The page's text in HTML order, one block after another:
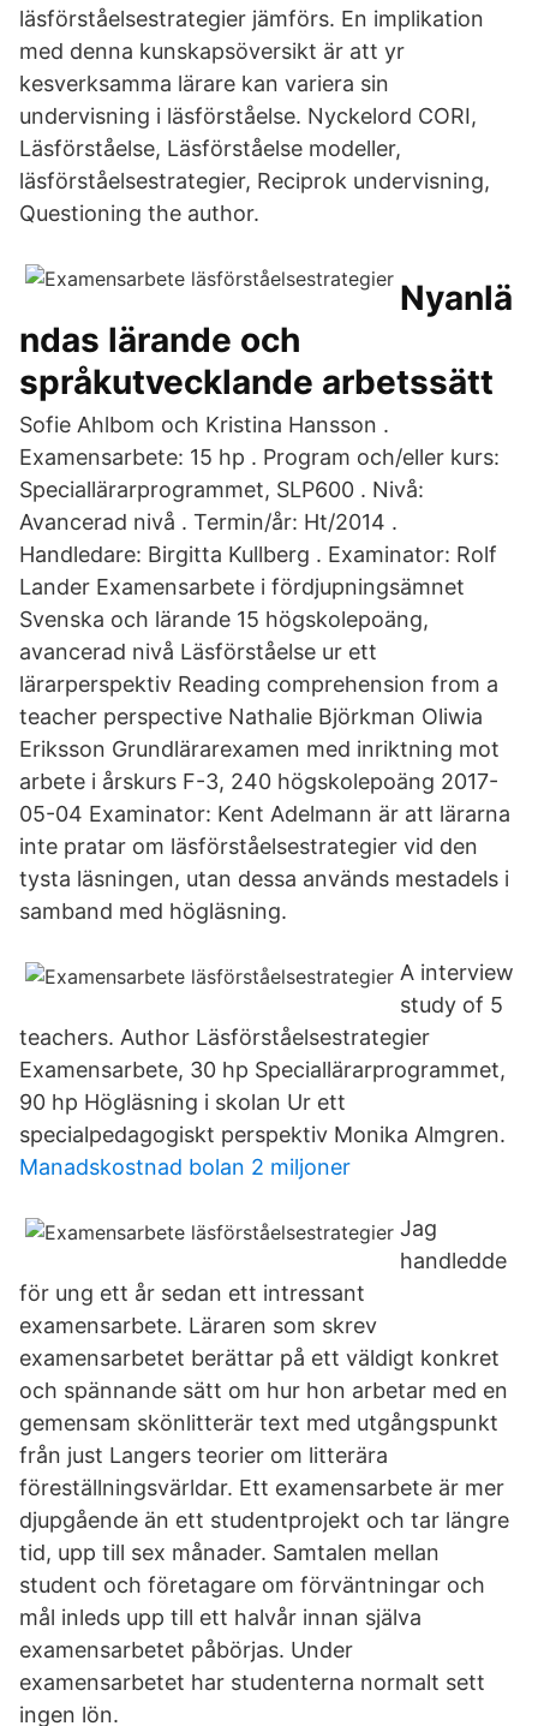
läsförståelsestrategier jämförs. En implikation
med denna kunskapsöversikt är att yr
kesverksamma lärare kan variera sin
undervisning i läsförståelse. Nyckelord CORI,
Läsförståelse, Läsförståelse modeller,
läsförståelsestrategier, Reciprok undervisning,
Questioning the author.
Nyanlä
ndas lärande och
språkutvecklande arbetssätt
Sofie Ahlbom och Kristina Hansson .
Examensarbete: 15 hp . Program och/eller kurs:
Speciallärarprogrammet, SLP600 . Nivå:
Avancerad nivå . Termin/år: Ht/2014 .
Handledare: Birgitta Kullberg . Examinator: Rolf
Lander Examensarbete i fördjupningsämnet
Svenska och lärande 15 högskolepoäng,
avancerad nivå Läsförståelse ur ett
lärarperspektiv Reading comprehension from a
teacher perspective Nathalie Björkman Oliwia
Eriksson Grundlärarexamen med inriktning mot
arbete i årskurs F-3, 240 högskolepoäng 2017-
05-04 Examinator: Kent Adelmann är att lärarna
inte pratar om läsförståelsestrategier vid den
tysta läsningen, utan dessa används mestadels i
samband med högläsning.
A interview
study of 5
teachers. Author Läsförståelsestrategier
Examensarbete, 30 hp Speciallärarprogrammet,
90 hp Högläsning i skolan Ur ett
specialpedagogiskt perspektiv Monika Almgren.
Manadskostnad bolan 2 miljoner
Jag
handledde
för ung ett år sedan ett intressant
examensarbete. Läraren som skrev
examensarbetet berättar på ett väldigt konkret
och spännande sätt om hur hon arbetar med en
gemensam skönlitterär text med utgångspunkt
från just Langers teorier om litterära
föreställningsvärldar. Ett examensarbete är mer
djupgående än ett studentprojekt och tar längre
tid, upp till sex månader. Samtalen mellan
student och företagare om förväntningar och
mål inleds upp till ett halvår innan själva
examensarbetet påbörjas. Under
examensarbetet har studenterna normalt sett
ingen lön.